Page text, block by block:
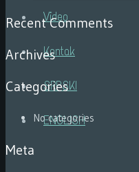
Video
Kontak
SRPSKI
ENGLISH
Recent Comments
Archives
Categories
No categories
Meta